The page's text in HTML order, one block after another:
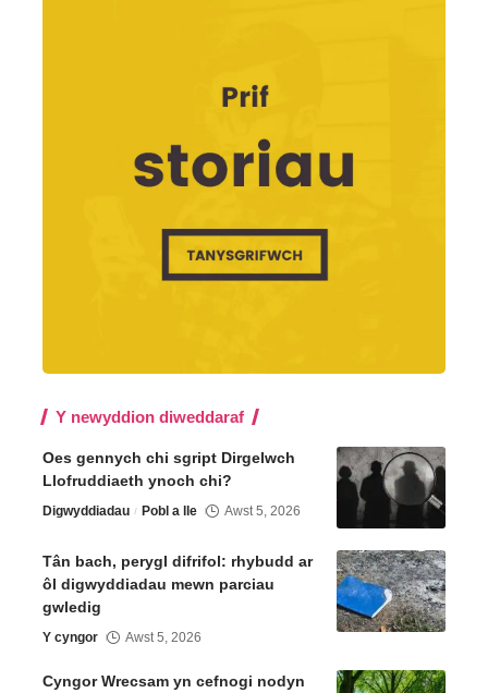
Y newyddion diweddaraf
Oes gennych chi sgript Dirgelwch
Llofruddiaeth ynoch chi?
Digwyddiadau Pobl a lle Awst 5, 2026
Tân bach, perygl difrifol: rhybudd ar
ôl digwyddiadau mewn parciau
gwledig
Y cyngor Awst 5, 2026
Cyngor Wrecsam yn cefnogi nodyn